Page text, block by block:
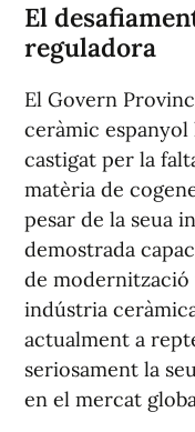
El
reguladora
El Govern
ceràmic espanyol
castigat per la
matèria de
pesar de la seua
demostrada
de
indústria
actualment a
seriosament la
en el mercat